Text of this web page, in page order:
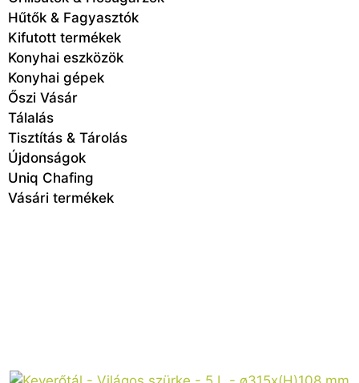
Hűtők & Fagyasztók
Kifutott termékek
Konyhai eszközök
Konyhai gépek
Őszi Vásár
Tálalás
Tisztítás & Tárolás
Újdonságok
Uniq Chafing
Vásári termékek